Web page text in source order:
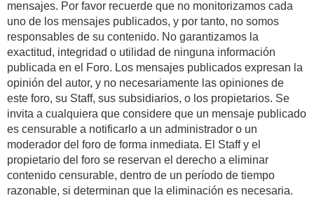
mensajes. Por favor recuerde que no monitorizamos cada
uno de los mensajes publicados, y por tanto, no somos
responsables de su contenido. No garantizamos la
exactitud, integridad o utilidad de ninguna información
publicada en el Foro. Los mensajes publicados expresan la
opinión del autor, y no necesariamente las opiniones de
este foro, su Staff, sus subsidiarios, o los propietarios. Se
invita a cualquiera que considere que un mensaje publicado
es censurable a notificarlo a un administrador o un
moderador del foro de forma inmediata. El Staff y el
propietario del foro se reservan el derecho a eliminar
contenido censurable, dentro de un período de tiempo
razonable, si determinan que la eliminación es necesaria.